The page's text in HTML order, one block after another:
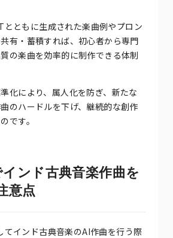
とともに生成された楽曲例やプロン
有・蓄積すれば、初心者から専門
の楽曲を効率的に制作できる体制
化により、属人化を防ぎ、新たな
のハードルを下げ、継続的な創作
です。
ンド古典音楽作曲を
意点
インド古典音楽のAI作曲を行う際